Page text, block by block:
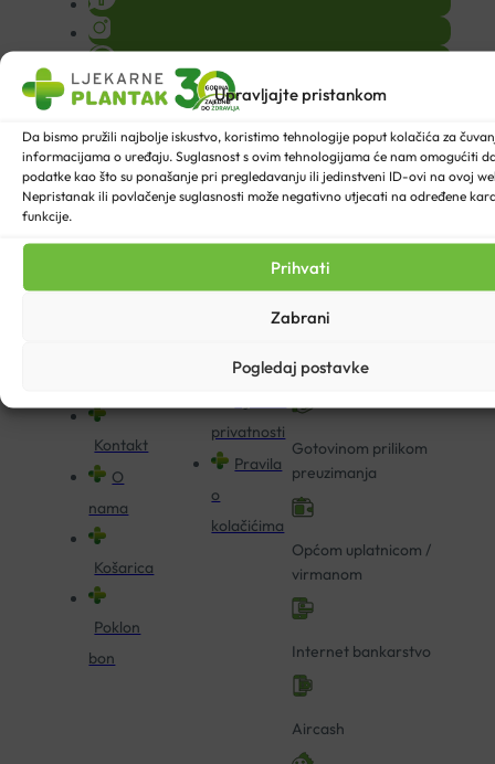
Upravljajte pristankom
Da bismo pružili najbolje iskustvo, koristimo tehnologije poput kolačića za
informacijama o uređaju. Suglasnost s ovim tehnologijama će nam omogućiti
podatke kao što su ponašanje pri pregledavanju ili jedinstveni ID-ovi na ovoj
Nepristanak ili povlačenje suglasnosti može negativno utjecati na određene
funkcije.
Prihvati
Zabrani
Pogledaj postavke
INFO CENTAR
ljekarnika
Kontakt
O
nama
Košarica
Poklon
bon
UVJETI KUPNJE
Dostava
Načini
reklamacija
privatnosti
Pravila
o
kolačićima
NAČINI PLAĆANJA
U našoj online ljekarni
moguće je platiti:
karticama
Gotovinom prilikom
preuzimanja
Općom uplatnicom /
virmanom
Internet bankarstvo
Aircash